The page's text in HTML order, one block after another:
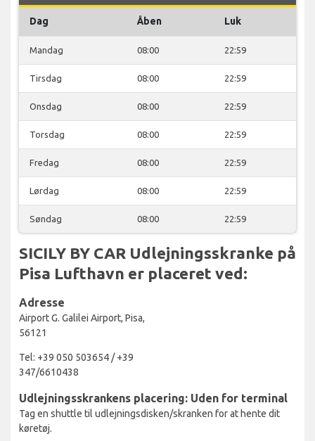
Dag Åben Luk
Mandag 08:00 22:59
Tirsdag 08:00 22:59
Onsdag 08:00 22:59
Torsdag 08:00 22:59
Fredag 08:00 22:59
Lørdag 08:00 22:59
Søndag 08:00 22:59
SICILY BY CAR Udlejningsskranke på
Pisa Lufthavn er placeret ved:
Adresse
Airport G. Galilei Airport, Pisa,
56121
Tel: +39 050 503654 / +39
347/6610438
Udlejningsskrankens placering: Uden for terminal
Tag en shuttle til udlejningsdisken/skranken for at hente dit
køretøj.